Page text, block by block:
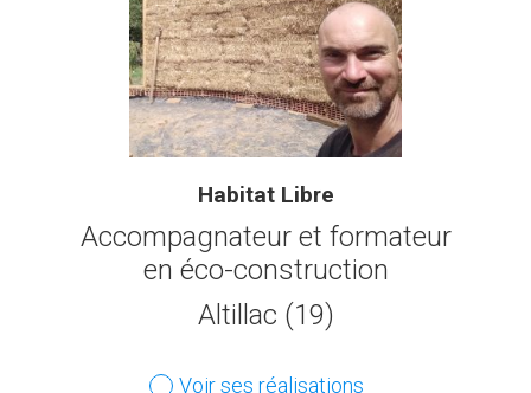
Habitat Libre
Accompagnateur et formateur
en éco-construction
Altillac (19)
Voir ses réalisations